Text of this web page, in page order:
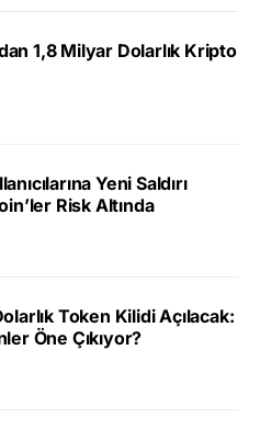
1,8 Milyar Dolarlık Kripto
Yeni Saldırı
Risk Altında
Token Kilidi Açılacak:
Öne Çıkıyor?